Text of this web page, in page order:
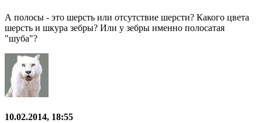
А полосы - это шерсть или отсутствие шерсти? Какого цвета
шерсть и шкура зебры? Или у зебры именно полосатая
"шуба"?
10.02.2014, 18:55